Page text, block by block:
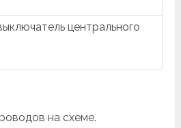
центрального
на схеме.